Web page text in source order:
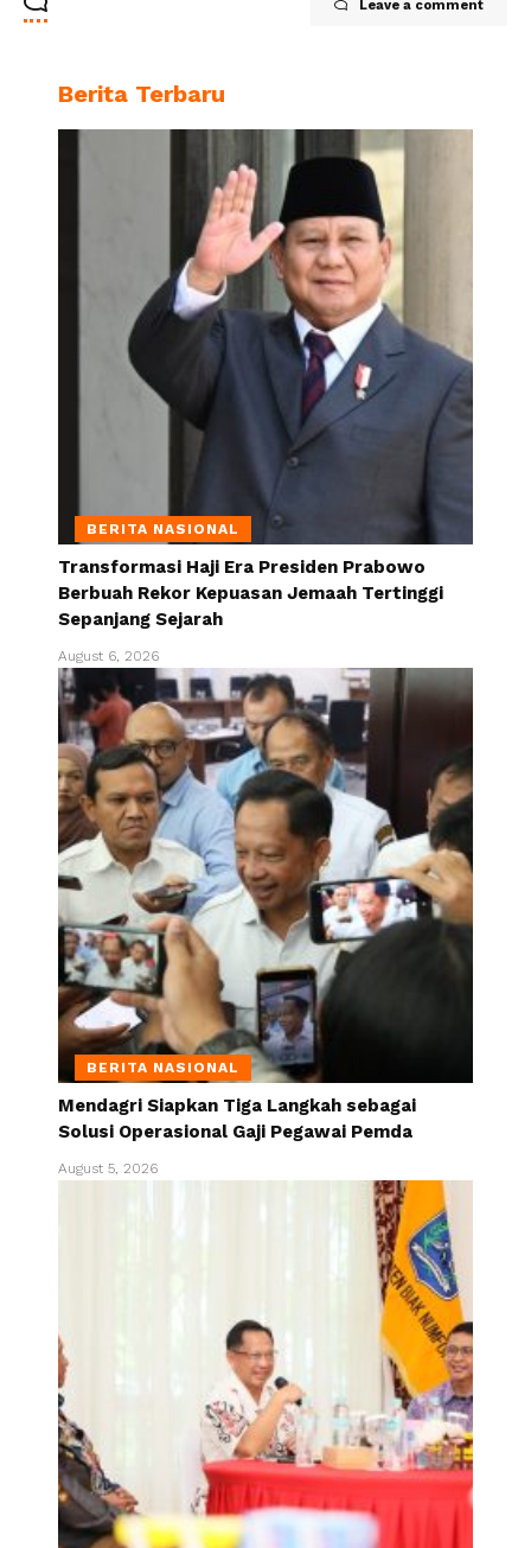
Leave a comment
Berita Terbaru
BERITA NASIONAL
Transformasi Haji Era Presiden Prabowo
Berbuah Rekor Kepuasan Jemaah Tertinggi
Sepanjang Sejarah
August 6, 2026
BERITA NASIONAL
Mendagri Siapkan Tiga Langkah sebagai
Solusi Operasional Gaji Pegawai Pemda
August 5, 2026